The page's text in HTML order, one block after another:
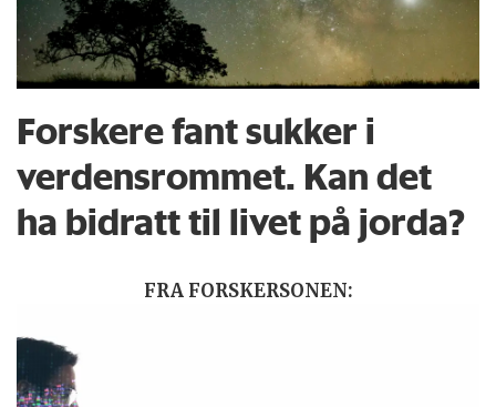
Forskere fant sukker i
verdensrommet. Kan det
ha bidratt til livet på jorda?
FRA FORSKERSONEN: